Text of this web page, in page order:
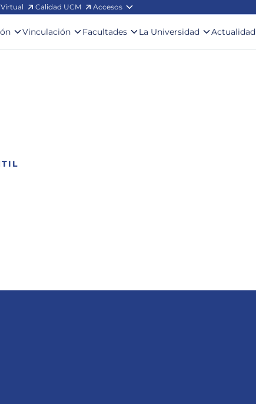
Calidad UCM Accesos
Vinculación Facultades La Universidad Actualidad